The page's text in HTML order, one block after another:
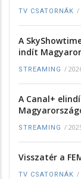
TV CSATORNÁK /
A
indít
STREAMING /
A Canal+
STREAMING /
Visszatér a
TV CSATORNÁK /